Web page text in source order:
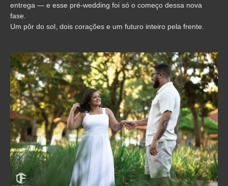
entrega — e esse pré-wedding foi só o começo dessa nova
fase.
Um pôr do sol, dois corações e um futuro inteiro pela frente.